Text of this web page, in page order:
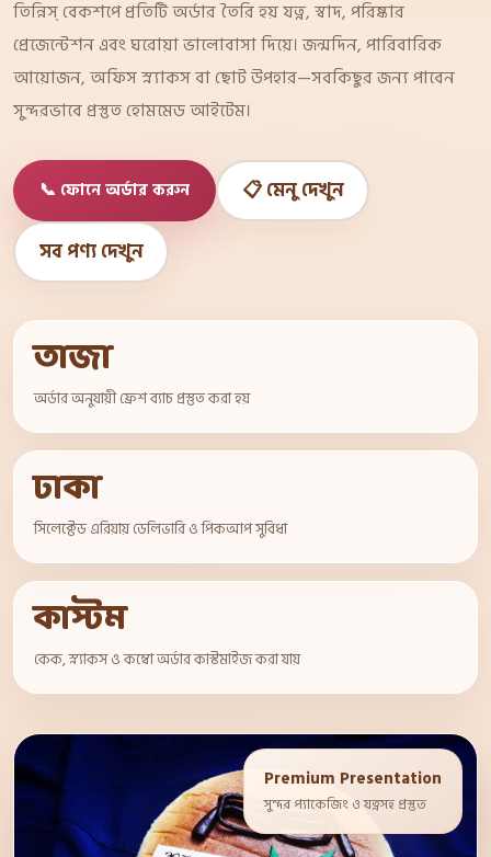
তিন্নিস্ বেকশপে প্রতিটি অর্ডার তৈরি হয় যত্ন, স্বাদ, পরিষ্কার
প্রেজেন্টেশন এবং ঘরোয়া ভালোবাসা দিয়ে। জন্মদিন, পারিবারিক
আয়োজন, অফিস স্ন্যাকস বা ছোট উপহার—সবকিছুর জন্য পাবেন
সুন্দরভাবে প্রস্তুত হোমমেড আইটেম।
📞 ফোনে অর্ডার করুন
📋 মেনু দেখুন
সব পণ্য দেখুন
তাজা
অর্ডার অনুযায়ী ফ্রেশ ব্যাচ প্রস্তুত করা হয়
ঢাকা
সিলেক্টেড এরিয়ায় ডেলিভারি ও পিকআপ সুবিধা
কাস্টম
কেক, স্ন্যাকস ও কম্বো অর্ডার কাস্টমাইজ করা যায়
Premium Presentation
সুন্দর প্যাকেজিং ও যত্নসহ প্রস্তুত